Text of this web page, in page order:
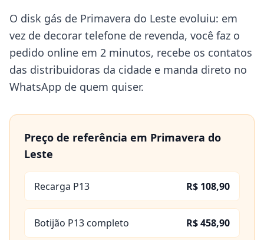
O disk gás de Primavera do Leste evoluiu: em
vez de decorar telefone de revenda, você faz o
pedido online em 2 minutos, recebe os contatos
das distribuidoras da cidade e manda direto no
WhatsApp de quem quiser.
Preço de referência em Primavera do
Leste
Recarga P13 R$ 108,90
Botijão P13 completo R$ 458,90